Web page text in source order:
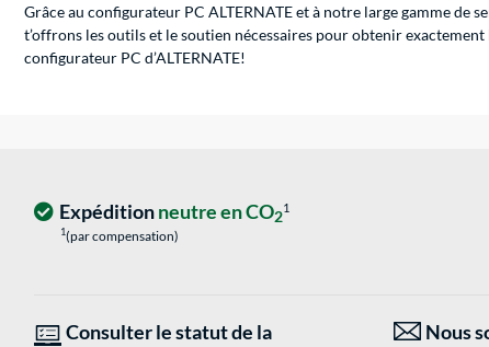
Grâce au configurateur PC ALTERNATE et à notre large gamme
t’offrons les outils et le soutien nécessaires pour obtenir
configurateur PC d’ALTERNATE!
Expéditionneutre en CO21
1(par compensation)
Consulter le statut de la
Nous